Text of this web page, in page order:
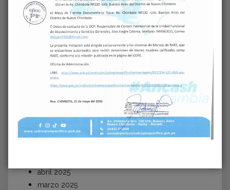
Archivos
julio 2026
junio 2026
mayo 2026
febrero 2026
noviembre 2025
agosto 2025
julio 2025
abril 2025
marzo 2025